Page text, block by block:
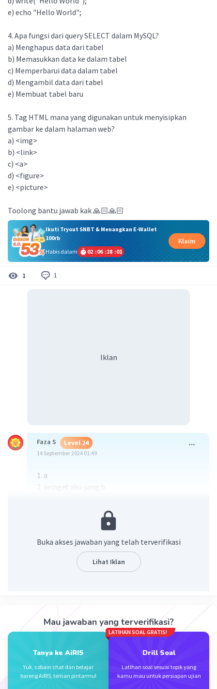
e) echo "Hello World";
4. Apa fungsi dari query SELECT dalam MySQL?
a) Menghapus data dari tabel
b) Memasukkan data ke dalam tabel
c) Memperbarui data dalam tabel
d) Mengambil data dari tabel
e) Membuat tabel baru
5. Tag HTML mana yang digunakan untuk menyisipkan
gambar ke dalam halaman web?
a) <img>
b) <link>
c) <a>
d) <figure>
e) <picture>
Toolong bantu jawab kak 🙏🏻🙏🏻
Ikuti Tryout SNBT & Menangkan E-Wallet
100rb
Habis dalam
02 :06 :28 :01
Klaim
1 1
Iklan
Faza S Level 24
14 September 2024 01:49
1. a
2. seinget aku yang b
4. c (maaf semisal salah & agak lupa)
Beri Rating·0.0(0) Balas
Iklan
Buka akses jawaban yang telah terverifikasi
Lihat Iklan
Mau jawaban yang terverifikasi?
Tanya ke AiRIS
Yuk, cobain chat dan belajar
bareng AiRIS, teman pintarmu!
LATIHAN SOAL GRATIS!
Drill Soal
Latihan soal sesuai topik yang
kamu mau untuk persiapan ujian